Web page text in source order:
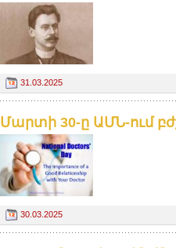
31.03.2025
Մարտի 30-ը ԱՄՆ-ում
30.03.2025